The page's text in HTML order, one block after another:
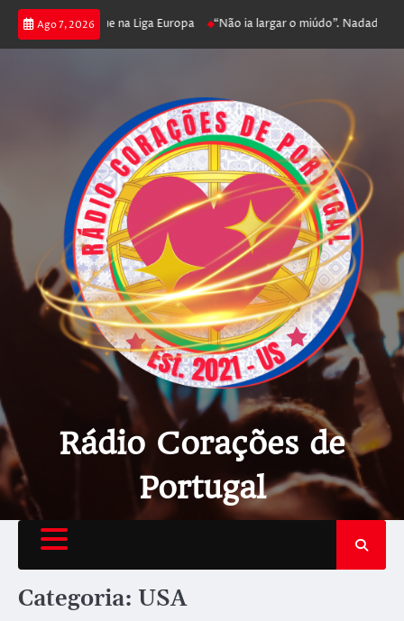
Ago 7, 2026
e prossegue na Liga Europa “Não ia largar o miúdo”. Nadador-
Rádio Corações de
Portugal
Categoria: USA